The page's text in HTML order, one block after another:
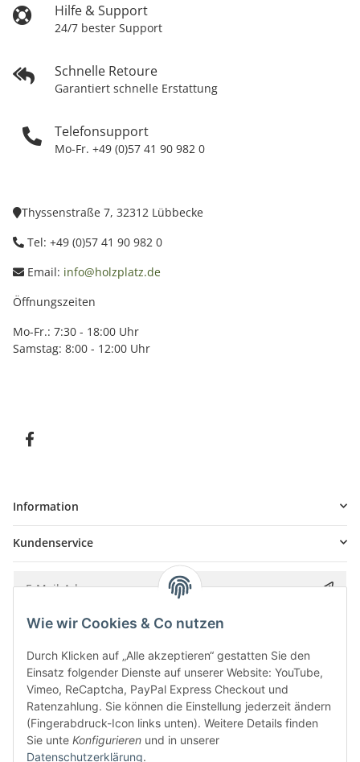
Hilfe & Support
24/7 bester Support
Schnelle Retoure
Garantiert schnelle Erstattung
Telefonsupport
Mo-Fr. +49 (0)57 41 90 982 0
Thyssenstraße 7, 32312 Lübbecke
Tel: +49 (0)57 41 90 982 0
Email: info@holzplatz.de
Öffnungszeiten
Mo-Fr.: 7:30 - 18:00 Uhr
Samstag: 8:00 - 12:00 Uhr
Information
Kundenservice
Bitte senden Sie mir entsprechend IhrerDatenschutzerklärung
Wie wir Cookies & Co nutzen
Durch Klicken auf „Alle akzeptieren“ gestatten Sie den
Einsatz folgender Dienste auf unserer Website: YouTube,
Vimeo, ReCaptcha, PayPal Express Checkout und
Ratenzahlung. Sie können die Einstellung jederzeit ändern
(Fingerabdruck-Icon links unten). Weitere Details finden
Sie unte Konfigurieren und in unserer
Datenschutzerklärung.